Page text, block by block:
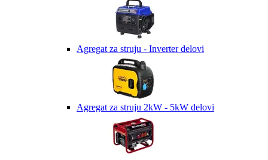
Agregat za struju - Inverter delovi
Agregat za struju 2kW - 5kW delovi